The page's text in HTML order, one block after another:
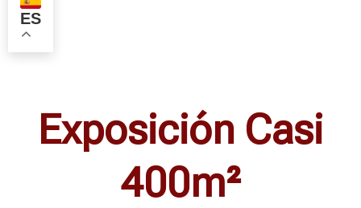
ES
Exposición Casi
400m²